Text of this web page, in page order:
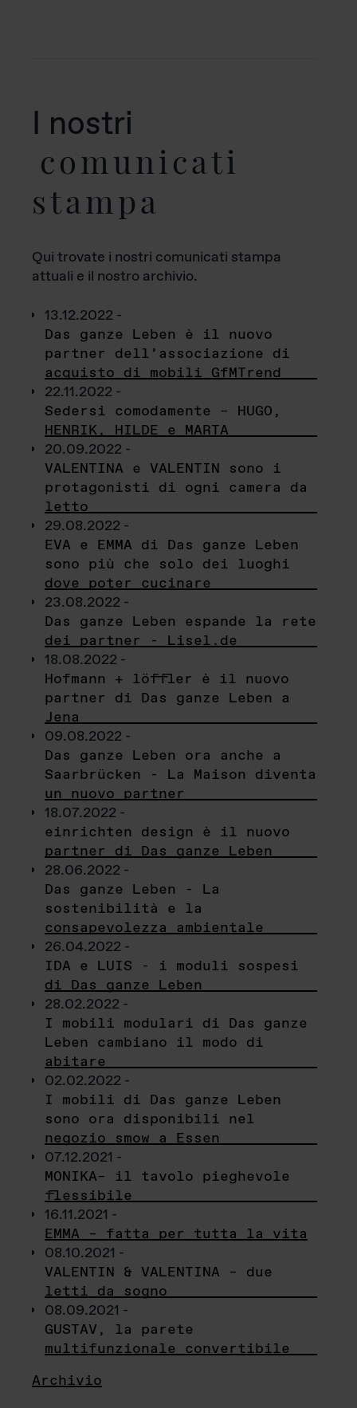
I nostri
comunicati
stampa
Qui trovate i nostri comunicati stampa
attuali e il nostro archivio.
13.12.2022 -
Das ganze Leben è il nuovo
partner dell’associazione di
acquisto di mobili GfMTrend
22.11.2022 -
Sedersi comodamente – HUGO,
HENRIK, HILDE e MARTA
20.09.2022 -
VALENTINA e VALENTIN sono i
protagonisti di ogni camera da
letto
29.08.2022 -
EVA e EMMA di Das ganze Leben
sono più che solo dei luoghi
dove poter cucinare
23.08.2022 -
Das ganze Leben espande la rete
dei partner - Lisel.de
18.08.2022 -
Hofmann + löffler è il nuovo
partner di Das ganze Leben a
Jena
09.08.2022 -
Das ganze Leben ora anche a
Saarbrücken - La Maison diventa
un nuovo partner
18.07.2022 -
einrichten design è il nuovo
partner di Das ganze Leben
28.06.2022 -
Das ganze Leben - La
sostenibilità e la
consapevolezza ambientale
26.04.2022 -
IDA e LUIS - i moduli sospesi
di Das ganze Leben
28.02.2022 -
I mobili modulari di Das ganze
Leben cambiano il modo di
abitare
02.02.2022 -
I mobili di Das ganze Leben
sono ora disponibili nel
negozio smow a Essen
07.12.2021 -
MONIKA– il tavolo pieghevole
flessibile
16.11.2021 -
EMMA – fatta per tutta la vita
08.10.2021 -
VALENTIN & VALENTINA – due
letti da sogno
08.09.2021 -
GUSTAV, la parete
multifunzionale convertibile
Archivio